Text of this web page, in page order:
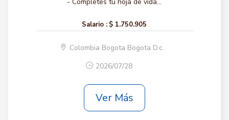
Salario : $ 1.750.905
Colombia Bogota Bogota D.c.
2026/07/28
Ver Más